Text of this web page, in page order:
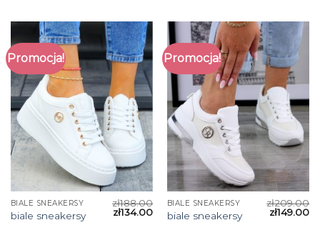
Promocja!
BIALE SNEAKERSY
biale sneakersy
zł188.00
zł134.00
Promocja!
BIALE SNEAKERSY
biale sneakersy
zł209.00
zł149.00